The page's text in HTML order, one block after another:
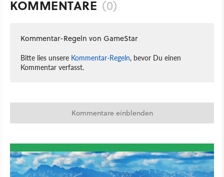
KOMMENTARE (0)
Kommentar-Regeln von GameStar
Bitte lies unsere Kommentar-Regeln, bevor Du einen
Kommentar verfasst.
Kommentare einblenden